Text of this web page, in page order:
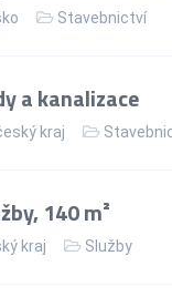
Stavebnictví
a kanalizace
kraj
140 m²
kraj Služby